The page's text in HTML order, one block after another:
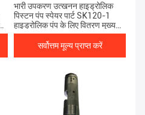
भारी उपकरण उत्खनन हाइड्रोलिक
पिस्टन पंप स्पेयर पार्ट SK120-1
हाइड्रोलिक पंप के लिए वितरण मुख्य
वाल्व
सर्वोत्तम मूल्य प्राप्त करें